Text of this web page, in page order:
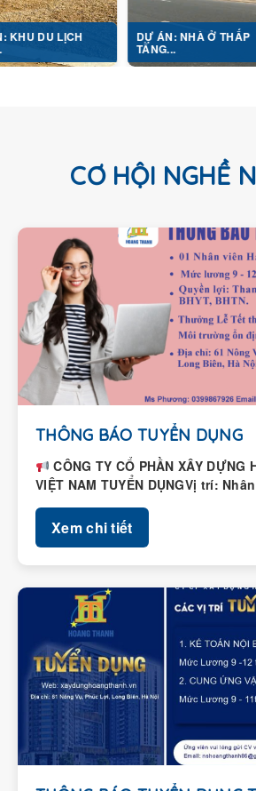
DỰ ÁN: NHÀ Ở THẤP
TẦNG...
CƠ HỘI NGHỀ
THÔNG BÁO TUYỂN DỤNG
CÔNG TY CỔ PHẦN XÂY DỰNG
VIỆT NAM TUYỂN DỤNGVị trí:
chính – Nhân...
Xem chi tiết